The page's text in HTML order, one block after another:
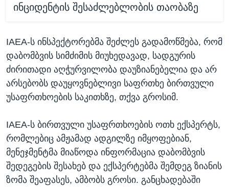
ინციდენტის შესაძლებლობის თაობაზე
IAEA-ს ინსპექტორებმა შეძლეს გადამოწმება, რომ
დაბომბვის სიმძიმის მიუხედავად, სადგურის
ძირითადი აღჭურვილობა დაუზიანებელია და არ
არსებობს დაუყოვნებლივი საფრთხე ბირთვული
უსაფრთხოების საკითხზე, თქვა გროსიმ.
IAEA-ს ბირთვული უსაფრთხოების ოთხ ექსპერტს,
რომლებიც ამჟამად ადგილზე იმყოფებიან,
მენეჯმენტმა მიაწოდა ინფორმაცია დაბომბვის
შედეგების შესახებ და ექსპერტებმა შემდეგ ზიანის
ზომა შეაფასეს, ამბობს გროსი. განცხადებაში